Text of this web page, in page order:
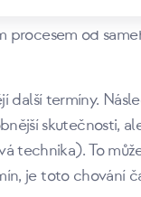
procesem od
další termíny.
skutečnosti,
technika). To
je toto chování